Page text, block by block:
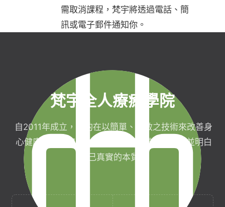
需取消課程，梵宇將透過電話、簡
訊或電子郵件通知你。
梵宇全人療癒學院
自2011年成立，目的在以簡單、有效之技術來改善身
心健康，協助完成生命目標與實現靈性生活，並明白
自己真實的本質。